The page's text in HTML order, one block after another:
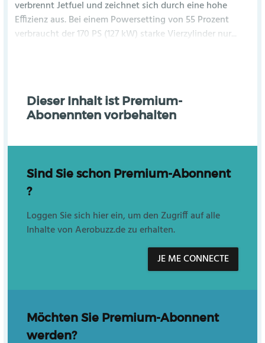
verbrennt Jetfuel und zeichnet sich durch eine hohe
Effizienz aus. Bei einem Powersetting von 55 Prozent
verbraucht der 170 PS (127 kW) starke Vierzylinder nur...
Dieser Inhalt ist Premium-
Abonennten vorbehalten
Sind Sie schon Premium-Abonnent
?
Loggen Sie sich hier ein, um den Zugriff auf alle
Inhalte von Aerobuzz.de zu erhalten.
JE ME CONNECTE
Möchten Sie Premium-Abonnent
werden?